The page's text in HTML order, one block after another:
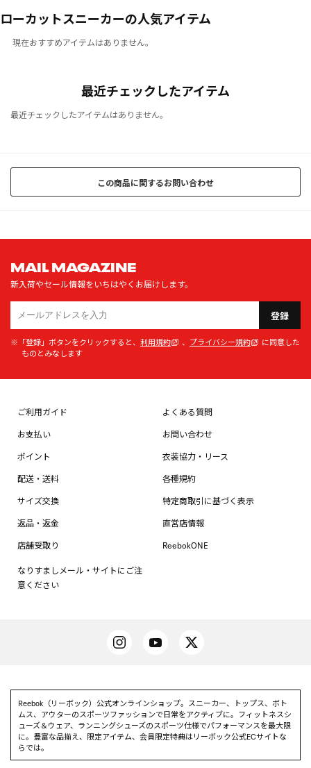
ローカットスニーカーの人気アイテム
現在おすすめアイテムはありません。
最近チェックしたアイテム
最近チェックしたアイテムはありません。
この商品に関するお問い合わせ
MAIL MAGAZINE
新入荷やセール情報をいちはやくお届けします。
登録
※「登録」ボタンをクリックすると、 利用規約 、 プライバシー規約
に同意した
ものとみなします
ご利用ガイド
お支払い
ポイント
配送・送料
サイズ交換
返品・返金
店舗受取り
なりすましメール・サイトにご注
意ください
よくある質問
お問い合わせ
衣装協力・リース
各種規約
特定商取引に基づく表示
直営店情報
ReebokONE
Reebok（リーボック）公式オンラインショップ。スニーカー、トップス、ボト
ムス、アウターのスポーツファッションで日常をアクティブに。フィットネスシ
ューズ＆ウェア、ランニングシューズのスポーツ仕様でパフォーマンスを最大限
に。豊富な品揃え、限定アイテム、会員限定特典はリーボック公式ECサイトな
らでは。